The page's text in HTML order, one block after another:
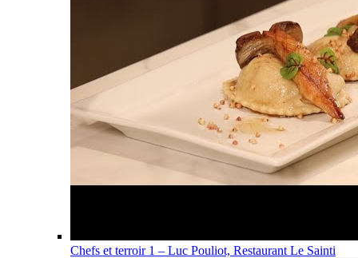
Chefs et terroir 1 – Luc Pouliot, Restaurant Le Sainti